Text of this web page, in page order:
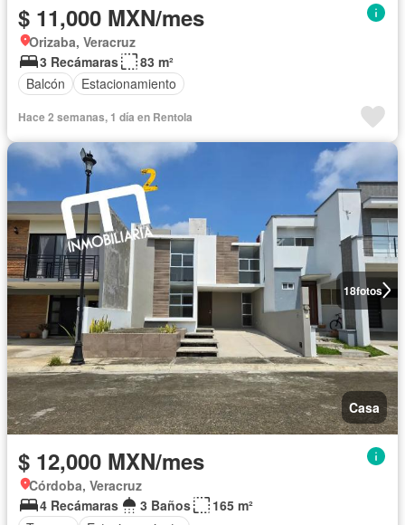
$ 11,000 MXN/mes
Orizaba, Veracruz
3 Recámaras
83 m²
Balcón
Estacionamiento
Hace 2 semanas, 1 día en Rentola
18fotos
Casa
$ 12,000 MXN/mes
Córdoba, Veracruz
4 Recámaras
3 Baños
165 m²